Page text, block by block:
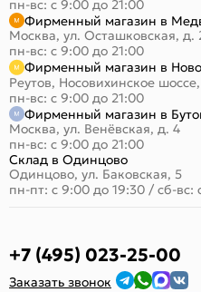
пн-вс: с 9:00 до 21:00
Фирменный магазин в
Москва, ул. Осташковская, д.
пн-вс: с 9:00 до 21:00
Фирменный магазин в
Реутов, Носовихинское
пн-вс: с 9:00 до 21:00
Фирменный магазин в
Москва, ул. Венёвская, д. 4
пн-вс: с 9:00 до 21:00
Склад в Одинцово
Одинцово, ул. Баковская, 5
пн-пт: с 9:00 до 19:30 / сб-вс:
+7 (495) 023-25-00
Заказать звонок